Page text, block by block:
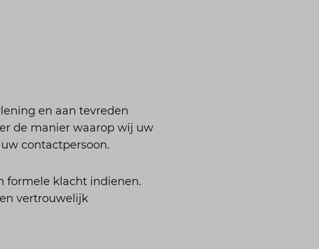
en aan tevreden
de manier waarop wij uw
contactpersoon.
formele klacht indienen.
vertrouwelijk